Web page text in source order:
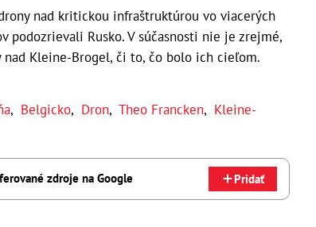
nad kritickou infraštruktúrou vo viacerých
podozrievali Rusko. V súčasnosti nie je zrejmé,
Kleine-Brogel, či to, čo bolo ich cieľom.
, Belgicko, Dron, Theo Francken, Kleine-
zdroje na Google Pridať